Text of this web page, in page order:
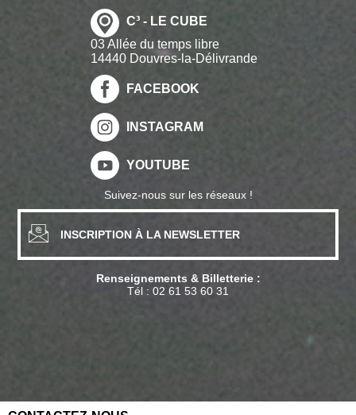
C³ - LE CUBE
03 Allée du temps libre
14440 Douvres-la-Délivrande
FACEBOOK
INSTAGRAM
YOUTUBE
Suivez-nous sur les réseaux !
INSCRIPTION À LA NEWSLETTER
Renseignements & Billetterie :
Tél : 02 61 53 60 31